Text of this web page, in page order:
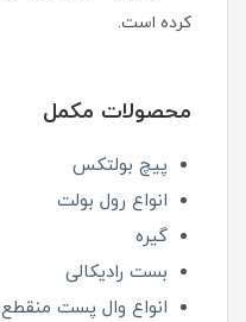
کرده است.
محصولات مکمل
پیچ بولتکس
انواع رول بولت
گیره
بست رادیکالی
انواع وال پست منقطع